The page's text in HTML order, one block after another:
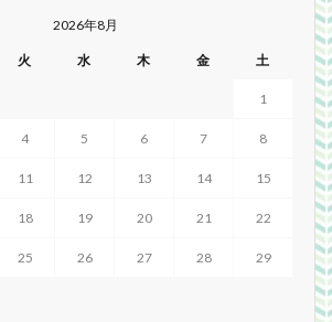
2026年8月
火 水 木 金 土
1
4 5 6 7 8
11 12 13 14 15
18 19 20 21 22
25 26 27 28 29